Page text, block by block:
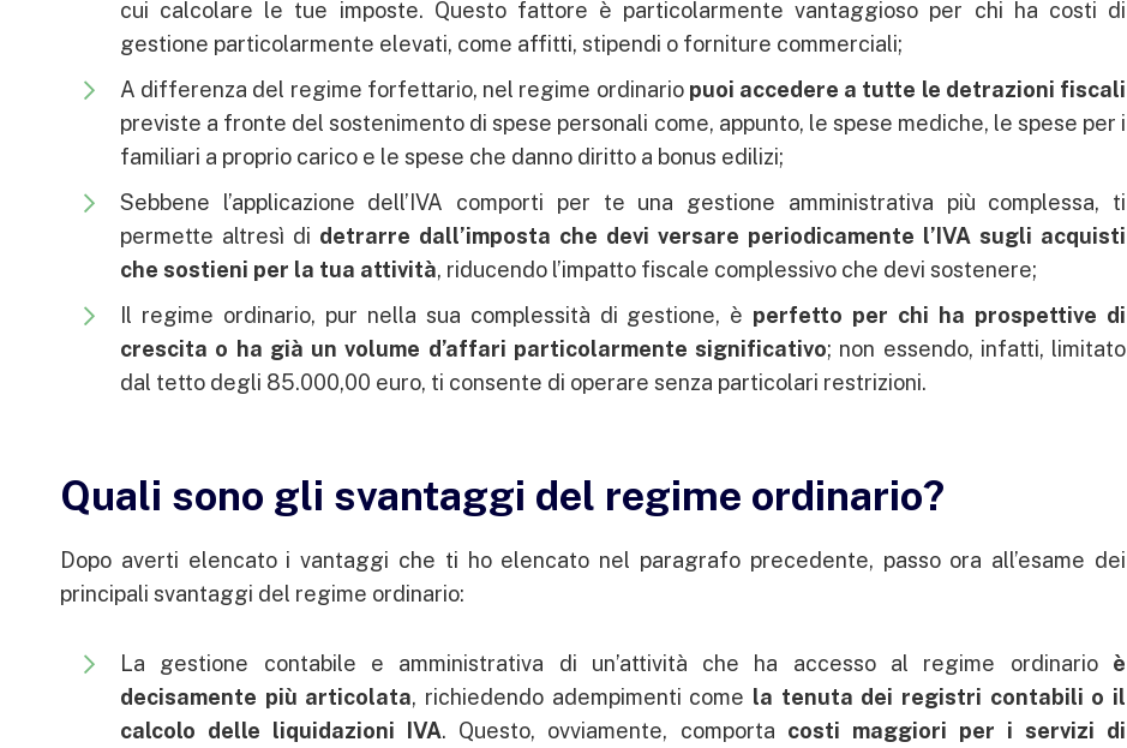
cui calcolare le tue imposte. Questo fattore è particolarmente vantaggioso per chi ha costi di
gestione particolarmente elevati, come affitti, stipendi o forniture commerciali;
A differenza del regime forfettario, nel regime ordinario puoi accedere a tutte le detrazioni fiscali
previste a fronte del sostenimento di spese personali come, appunto, le spese mediche, le spese per i
familiari a proprio carico e le spese che danno diritto a bonus edilizi;
Sebbene l’applicazione dell’IVA comporti per te una gestione amministrativa più complessa, ti
permette altresì di detrarre dall’imposta che devi versare periodicamente l’IVA sugli acquisti
che sostieni per la tua attività, riducendo l’impatto fiscale complessivo che devi sostenere;
Il regime ordinario, pur nella sua complessità di gestione, è perfetto per chi ha prospettive di
crescita o ha già un volume d’affari particolarmente significativo; non essendo, infatti, limitato
dal tetto degli 85.000,00 euro, ti consente di operare senza particolari restrizioni.
Quali sono gli svantaggi del regime ordinario?
Dopo averti elencato i vantaggi che ti ho elencato nel paragrafo precedente, passo ora all’esame dei
principali svantaggi del regime ordinario:
La gestione contabile e amministrativa di un’attività che ha accesso al regime ordinario è
decisamente più articolata, richiedendo adempimenti come la tenuta dei registri contabili o il
calcolo delle liquidazioni IVA. Questo, ovviamente, comporta costi maggiori per i servizi di